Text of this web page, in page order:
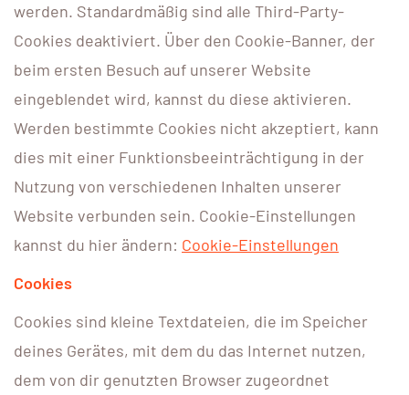
werden. Standardmäßig sind alle Third-Party-
Cookies deaktiviert. Über den Cookie-Banner, der
beim ersten Besuch auf unserer Website
eingeblendet wird, kannst du diese aktivieren.
Werden bestimmte Cookies nicht akzeptiert, kann
dies mit einer Funktionsbeeinträchtigung in der
Nutzung von verschiedenen Inhalten unserer
Website verbunden sein. Cookie-Einstellungen
kannst du hier ändern: Cookie-Einstellungen
Cookies
Cookies sind kleine Textdateien, die im Speicher
deines Gerätes, mit dem du das Internet nutzen,
dem von dir genutzten Browser zugeordnet